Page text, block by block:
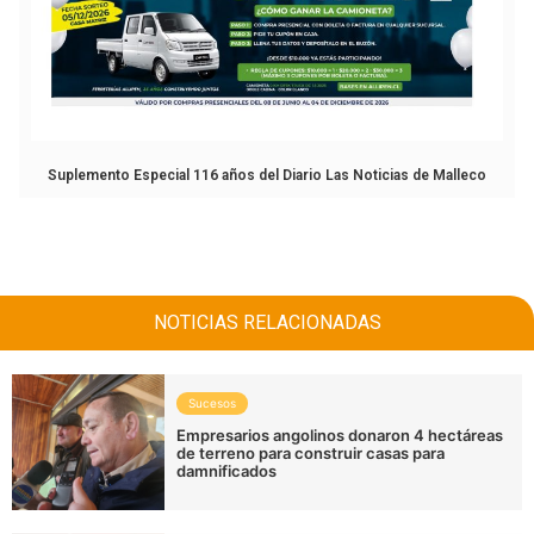
Suplemento Especial 116 años del Diario Las Noticias de Malleco
NOTICIAS RELACIONADAS
Sucesos
Empresarios angolinos donaron 4 hectáreas
de terreno para construir casas para
damnificados